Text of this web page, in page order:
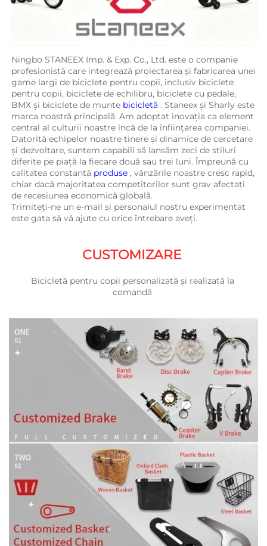
Ningbo STANEEX Imp. & Exp. Co., Ltd. este o companie
profesionistă care integrează proiectarea și fabricarea unei
game largi de biciclete pentru copii, inclusiv biciclete
pentru copii, biciclete de echilibru, biciclete cu pedale,
BMX și biciclete de munte bicicletă . Staneex și Sharly este
marca noastră principală. Am adoptat inovația ca element
central al culturii noastre încă de la înființarea companiei.
Datorită echipelor noastre tinere și dinamice de cercetare
și dezvoltare, suntem capabili să lansăm zeci de stiluri
diferite pe piață la fiecare două sau trei luni. Împreună cu
calitatea constantă produse , vânzările noastre cresc rapid,
chiar dacă majoritatea competitorilor sunt grav afectați
de recesiunea economică globală.
Trimiteți-ne un e-mail și personalul nostru experimentat
este gata să vă ajute cu orice întrebare aveți.
CUSTOMIZARE
Bicicletă pentru copii personalizată și realizată la
comandă